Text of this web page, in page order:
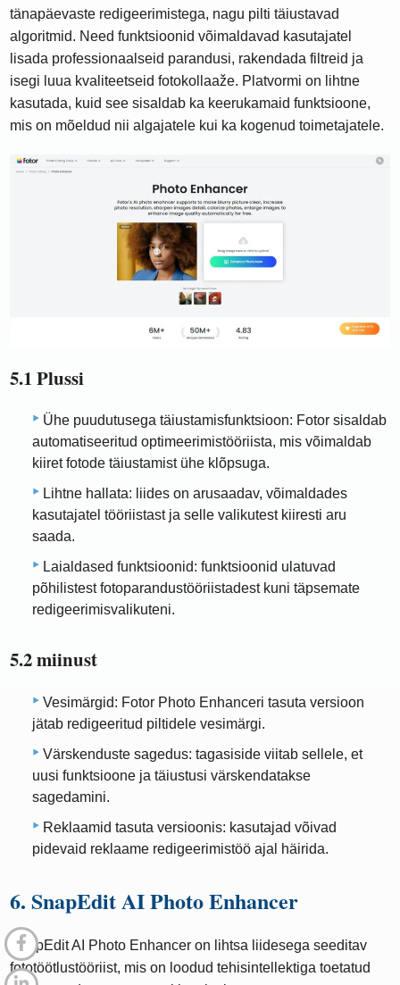
tänapäevaste redigeerimistega, nagu pilti täiustavad
algoritmid. Need funktsioonid võimaldavad kasutajatel
lisada professionaalseid parandusi, rakendada filtreid ja
isegi luua kvaliteetseid fotokollaaže. Platvormi on lihtne
kasutada, kuid see sisaldab ka keerukamaid funktsioone,
mis on mõeldud nii algajatele kui ka kogenud toimetajatele.
5.1 Plussi
Ühe puudutusega täiustamisfunktsioon: Fotor sisaldab
automatiseeritud optimeerimistööriista, mis võimaldab
kiiret fotode täiustamist ühe klõpsuga.
Lihtne hallata: liides on arusaadav, võimaldades
kasutajatel tööriistast ja selle valikutest kiiresti aru
saada.
Laialdased funktsioonid: funktsioonid ulatuvad
põhilistest fotoparandustööriistadest kuni täpsemate
redigeerimisvalikuteni.
5.2 miinust
Vesimärgid: Fotor Photo Enhanceri tasuta versioon
jätab redigeeritud piltidele vesimärgi.
Värskenduste sagedus: tagasiside viitab sellele, et
uusi funktsioone ja täiustusi värskendatakse
sagedamini.
Reklaamid tasuta versioonis: kasutajad võivad
pidevaid reklaame redigeerimistöö ajal häirida.
6. SnapEdit AI Photo Enhancer
SnapEdit AI Photo Enhancer on lihtsa liidesega seeditav
fototöötlustööriist, mis on loodud tehisintellektiga toetatud